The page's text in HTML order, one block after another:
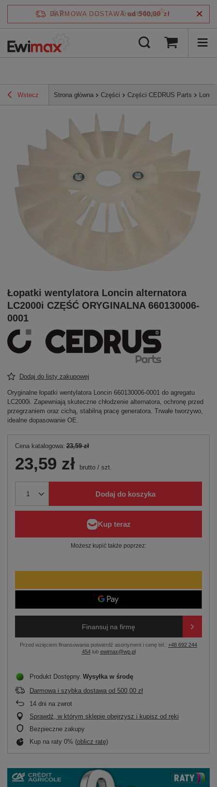
DARMOWA DOSTAWA od 500,00 zł
Wstecz Strona główna Części Części CEDRUS Parts Loncin
Łopatki wentylatora Loncin alternatora
LC2000i CZĘŚĆ ORYGINALNA 660130006-
0001
Dodaj do listy zakupowej
Oryginalne łopatki wentylatora Loncin 660130006-0001 do agregatu
LC2000i. Zapewniają skuteczne chłodzenie alternatora, ochronę przed
przegrzaniem oraz cichą, stabilną pracę generatora. Trwałe tworzywo,
idealne dopasowanie OE.
Cena katalogowa: 23,59 zł
23,59 zł brutto / szt.
Dodaj do koszyka
Możesz kupić także poprzez:
Finansuj na firmę
Przed wzięciem finansowania potwierdź asortyment i cenę tel.: +48 692 244
454lub ewimax@wp.pl
Produkt Dostępny Wysyłka w środę
Darmowa i szybka dostawa od 500,00 zł
14 dni na zwrot
Sprawdź, w którym sklepie obejrzysz i kupisz od ręki
Bezpieczne zakupy
Kup na raty 0% (oblicz ratę)
4.7/5 zweryfikowane przez